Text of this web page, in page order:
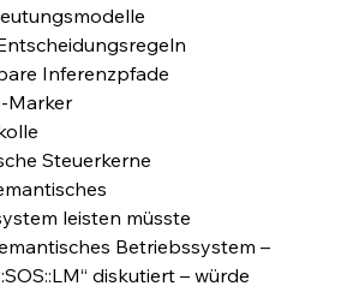
Inferenzpfade
Marker
Steuerkerne
leisten müsste
Betriebssystem –
diskutiert – würde